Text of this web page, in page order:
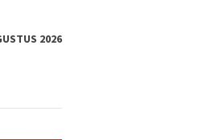
2026